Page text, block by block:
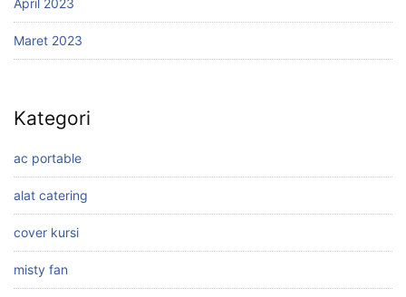
April 2023
Maret 2023
Kategori
ac portable
alat catering
cover kursi
misty fan